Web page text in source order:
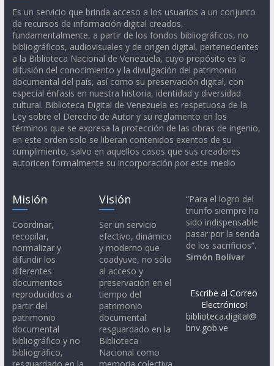
Es un servicio que brinda acceso a los usuarios a un conjunto
de recursos de información digital creados,
fundamentalmente, a partir de los fondos bibliográficos, no
bibliográficos, audiovisuales y de origen digital, pertenecientes
a la Biblioteca Nacional de Venezuela, cuyo propósito es la
difusión del conocimiento y la divulgación del patrimonio
documental del país, así como su preservación digital, con
especial énfasis en nuestra historia, identidad y diversidad
cultural. Biblioteca Digital de Venezuela es respetuosa de la
Ley sobre el Derecho de Autor y su reglamento en los
términos que se expresa la protección de las obras de ingenio,
en este orden solo se liberan contenidos exentos de su
cumplimiento, salvo en aquellos casos que sus creadores
autoricen formalmente su incorporación por este medio
Misión
Coordinar,
recopilar,
normalizar y
difundir los
diferentes
documentos
reproducidos a
partir del
patrimonio
documental
bibliográfico y no
bibliográfico,
Visión
Ser un servicio
efectivo, dinámico
y moderno que
coadyuve, no sólo
al acceso y
preservación en el
tiempo del
patrimonio
documental
resguardado en la
Biblioteca
Nacional como
“Para el logro del
triunfo siempre ha
sido indispensable
pasar por la senda
de los sacrificios”.
Simón Bolívar
Escribe al Correo
Electrónico!
biblioteca.digital@
bnv.gob.ve